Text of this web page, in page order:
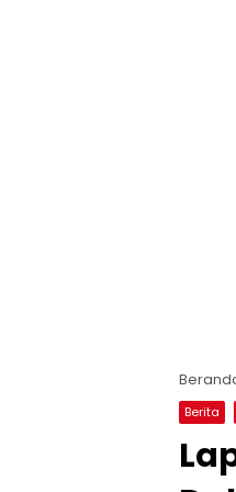
Berita